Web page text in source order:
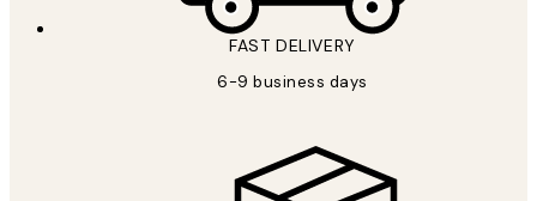
FAST DELIVERY
6-9 business days